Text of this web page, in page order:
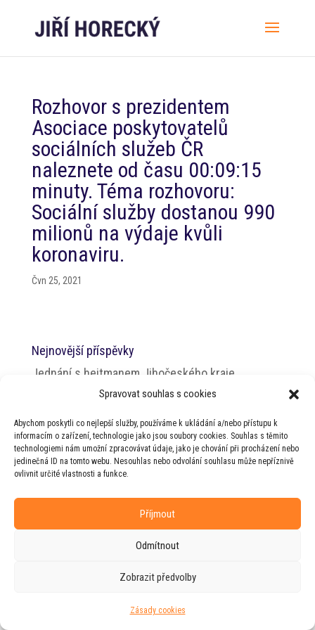
Spravovat souhlas s cookies
Abychom poskytli co nejlepší služby, používáme k ukládání a/nebo přístupu k
informacím o zařízení, technologie jako jsou soubory cookies. Souhlas s těmito
technologiemi nám umožní zpracovávat údaje, jako je chování při procházení nebo
jedinečná ID na tomto webu. Nesouhlas nebo odvolání souhlasu může nepříznivě
ovlivnit určité vlastnosti a funkce.
Příjmout
Odmítnout
Zobrazit předvolby
Zásady cookies
Rozhovor s prezidentem
Asociace poskytovatelů
sociálních služeb ČR
naleznete od času 00:09:15
minuty. Téma rozhovoru:
Sociální služby dostanou 990
milionů na výdaje kvůli
koronaviru.
Čvn 25, 2021
Nejnovější příspěvky
Jednání s hejtmanem Jihočeského kraje
PT RHSD pro zdravotnictví
PT RHSD pro kulturní otázky
Rada vlády pro duševní zdraví
© 2026 Jiří Horecký – Osobní stránky Jiřího
Horeckého
agenturouZEST BRAND